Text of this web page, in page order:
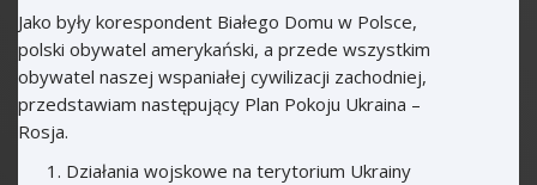
Jako były korespondent Białego Domu w Polsce,
polski obywatel amerykański, a przede wszystkim
obywatel naszej wspaniałej cywilizacji zachodniej,
przedstawiam następujący Plan Pokoju Ukraina –
Rosja.
Działania wojskowe na terytorium Ukrainy